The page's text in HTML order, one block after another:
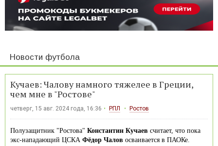
Новости футбола
Кучаев: Чалову намного тяжелее в Греции,
чем мне в "Ростове"
четверг, 15 авг. 2024 года, 16:36 РПЛ Ростов
Полузащитник "Ростова" Константин Кучаев считает, что пока
экс-нападающий ЦСКА Фёдор Чалов осваивается в ПАОКе.